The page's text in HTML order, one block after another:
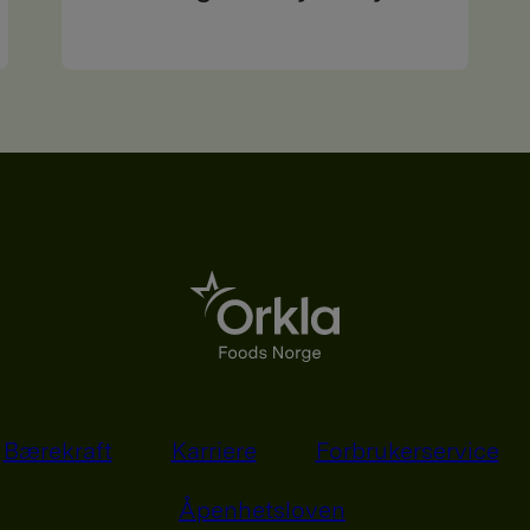
Bærekraft Karriere Forbrukerservice
Åpenhetsloven